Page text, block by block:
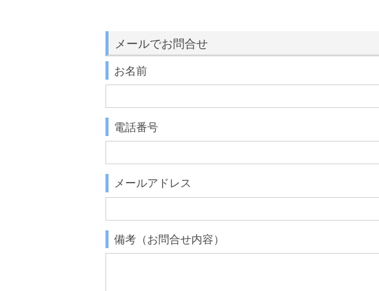
メールでお問合せ
お名前
電話番号
メールアドレス
備考（お問合せ内容）